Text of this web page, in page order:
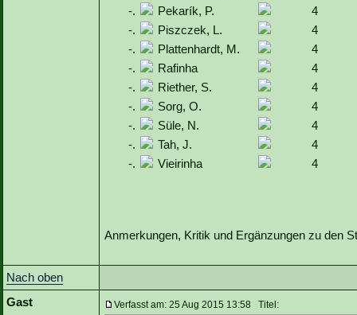
-.
Pekarík, P.
4
-.
Piszczek, L.
4
-.
Plattenhardt, M.
4
-.
Rafinha
4
-.
Riether, S.
4
-.
Sorg, O.
4
-.
Süle, N.
4
-.
Tah, J.
4
-.
Vieirinha 4
Anmerkungen, Kritik und Ergänzungen zu den
Nach oben
Gast
Verfasst am: 25 Aug 2015 13:58 Titel: